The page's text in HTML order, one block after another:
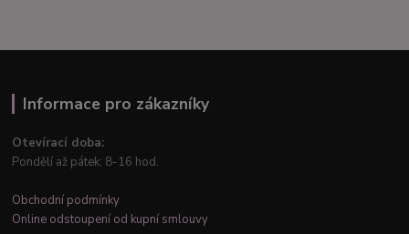
Informace pro zákazníky
Otevírací doba:
Pondělí až pátek: 8-16 hod.
Obchodní podmínky
Online odstoupení od kupní smlouvy